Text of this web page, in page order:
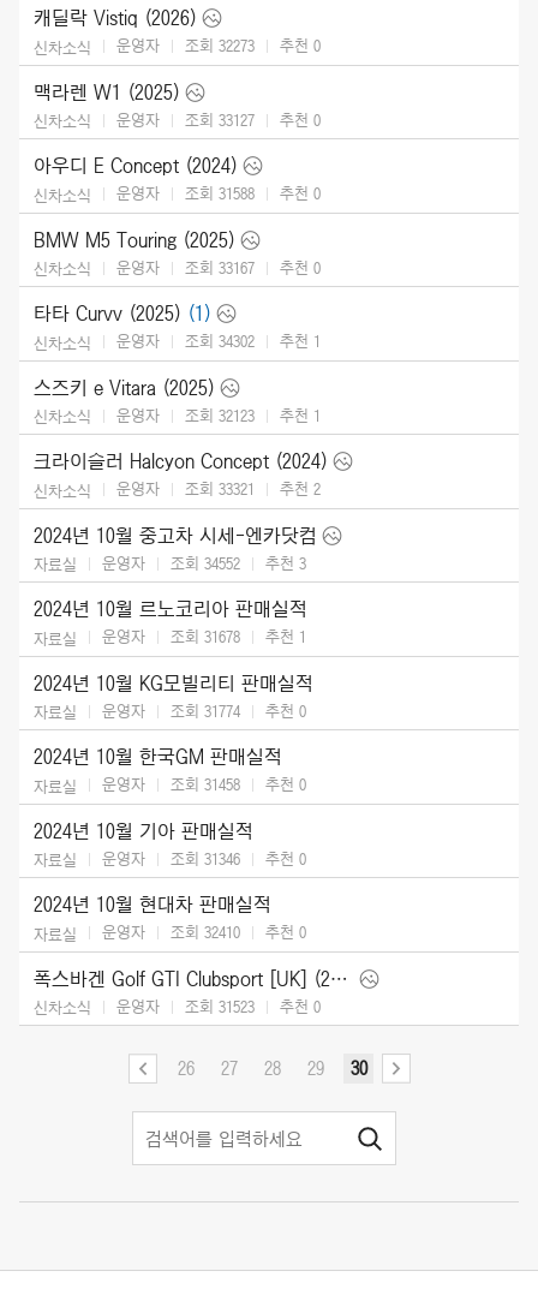
캐딜락 Vistiq (2026)
신차소식 운영자 조회 32273 추천 0
맥라렌 W1 (2025)
신차소식 운영자 조회 33127 추천 0
아우디 E Concept (2024)
신차소식 운영자 조회 31588 추천 0
BMW M5 Touring (2025)
신차소식 운영자 조회 33167 추천 0
타타 Curvv (2025) (1)
신차소식 운영자 조회 34302 추천 1
스즈키 e Vitara (2025)
신차소식 운영자 조회 32123 추천 1
크라이슬러 Halcyon Concept (2024)
신차소식 운영자 조회 33321 추천 2
2024년 10월 중고차 시세-엔카닷컴
자료실 운영자 조회 34552 추천 3
2024년 10월 르노코리아 판매실적
자료실 운영자 조회 31678 추천 1
2024년 10월 KG모빌리티 판매실적
자료실 운영자 조회 31774 추천 0
2024년 10월 한국GM 판매실적
자료실 운영자 조회 31458 추천 0
2024년 10월 기아 판매실적
자료실 운영자 조회 31346 추천 0
2024년 10월 현대차 판매실적
자료실 운영자 조회 32410 추천 0
폭스바겐 Golf GTI Clubsport [UK] (2025)
신차소식 운영자 조회 31523 추천 0
26 27 28 29 30